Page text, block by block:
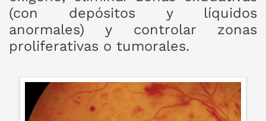
(con depósitos y líquidos
anormales) y controlar zonas
proliferativas o tumorales.